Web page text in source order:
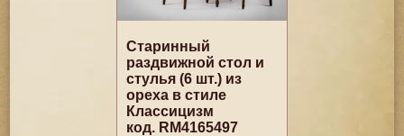
Старинный
раздвижной стол и
стулья (6 шт.) из
ореха в стиле
Классицизм
код. RM4165497